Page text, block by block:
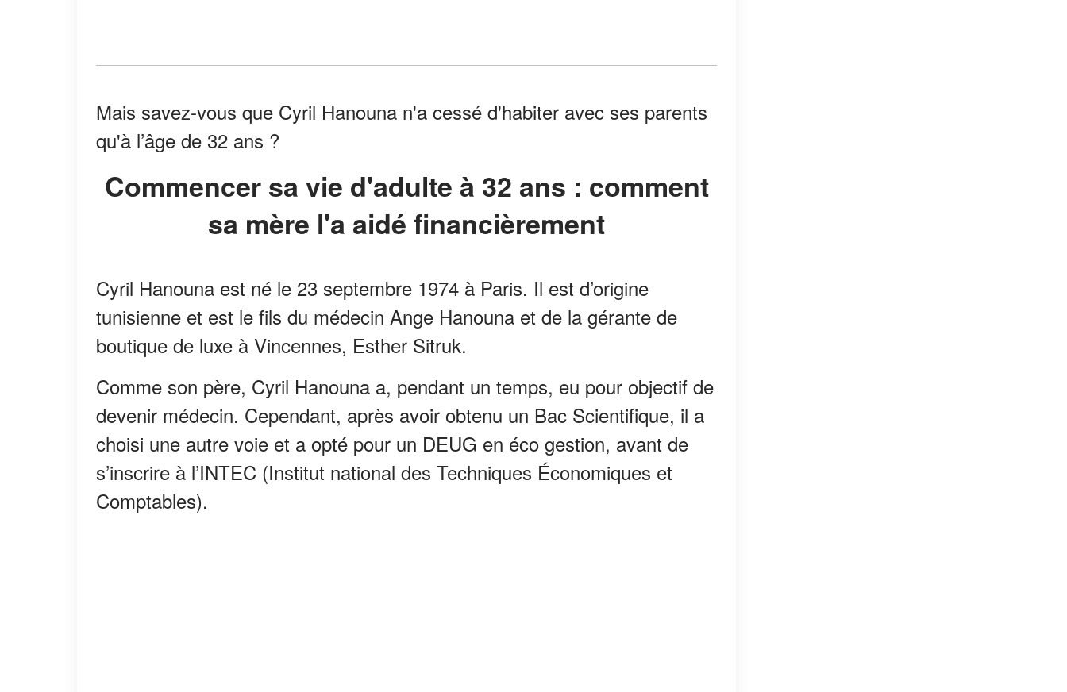
Mais savez-vous que Cyril Hanouna n'a cessé d'habiter avec ses parents
qu'à l’âge de 32 ans ?
Commencer sa vie d'adulte à 32 ans : comment
sa mère l'a aidé financièrement
Cyril Hanouna est né le 23 septembre 1974 à Paris. Il est d’origine
tunisienne et est le fils du médecin Ange Hanouna et de la gérante de
boutique de luxe à Vincennes, Esther Sitruk.
Comme son père, Cyril Hanouna a, pendant un temps, eu pour objectif de
devenir médecin. Cependant, après avoir obtenu un Bac Scientifique, il a
choisi une autre voie et a opté pour un DEUG en éco gestion, avant de
s’inscrire à l’INTEC (Institut national des Techniques Économiques et
Comptables).